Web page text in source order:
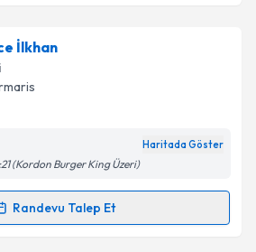
İlkhan
Haritada Göster
(Kordon Burger King Üzeri)
Randevu Talep Et
Talebi